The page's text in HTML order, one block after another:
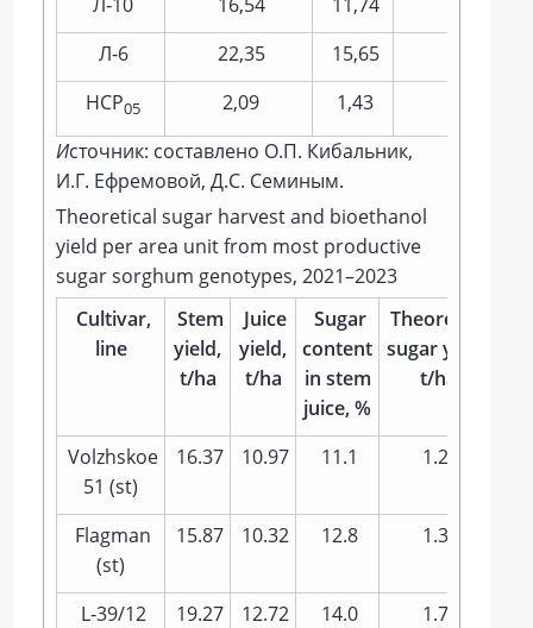
Л‑6
22,35 15,65
НСР05 2,09 1,43
Источник: составлено О.П. Кибальник,
И.Г. Ефремовой, Д.С. Семиным.
Theoretical sugar harvest and bioethanol
yield per area unit from most productive
sugar sorghum genotypes, 2021–2023
Cultivar,
line
Stem
yield,
t/ha
Juice
yield,
t/ha
Sugar
content
in stem
juice, %
Theoretical
sugar yield,
t/ha
Volzhskoe
51 (st)
16.37 10.97 11.1 1.22
Flagman
(st)
15.87 10.32 12.8 1.32
L‑39/12 19.27 12.72 14.0 1.78